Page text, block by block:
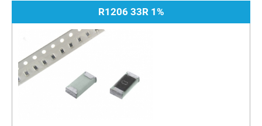
R1206 33R 1%